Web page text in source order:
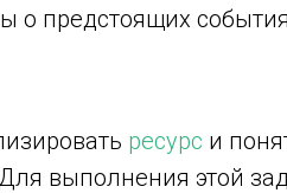
о предстоящих
ресурс и
выполнения этой